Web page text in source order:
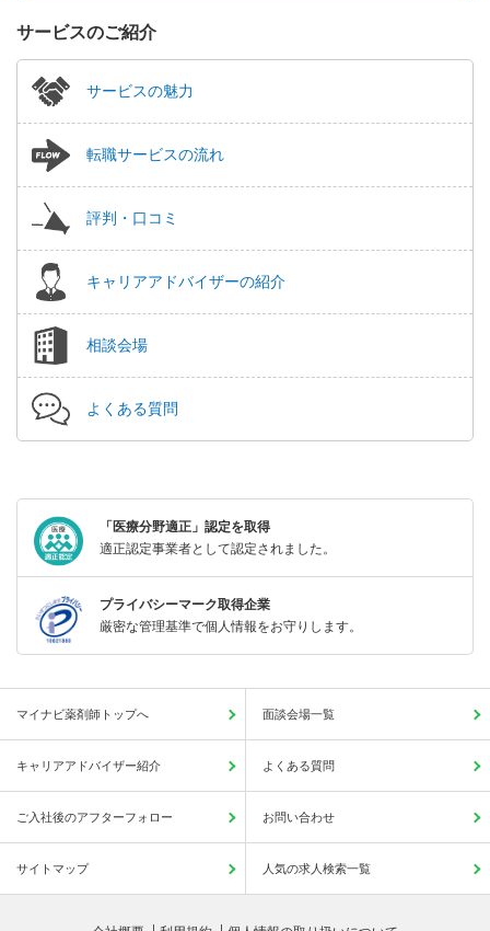
サービスのご紹介
サービスの魅力
転職サービスの流れ
評判・口コミ
キャリアアドバイザーの紹介
相談会場
よくある質問
「医療分野適正」認定を取得
適正認定事業者として認定されました。
プライバシーマーク取得企業
厳密な管理基準で個人情報をお守りします。
マイナビ薬剤師トップへ 面談会場一覧
キャリアアドバイザー紹介 よくある質問
ご入社後のアフターフォロー お問い合わせ
サイトマップ 人気の求人検索一覧